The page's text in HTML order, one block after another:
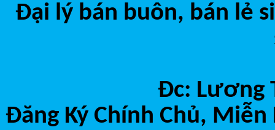
Đại lý bán buôn, bán lẻ
Đc: Lương
Đăng Ký Chính Chủ, Miễn